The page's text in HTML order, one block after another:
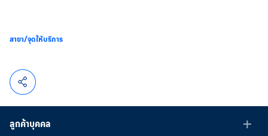
สาขา/จุดให้บริการ
ลูกค้าบุคคล